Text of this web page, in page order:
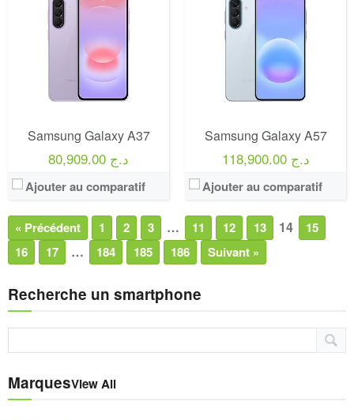
Samsung Galaxy A37
80,909.00 د.ج
Ajouter au comparatif
Samsung Galaxy A57
118,900.00 د.ج
Ajouter au comparatif
« Précédent 1 2 3 … 11 12 13 14
15
16
17 … 184 185 186 Suivant »
Recherche un smartphone
MarquesView All